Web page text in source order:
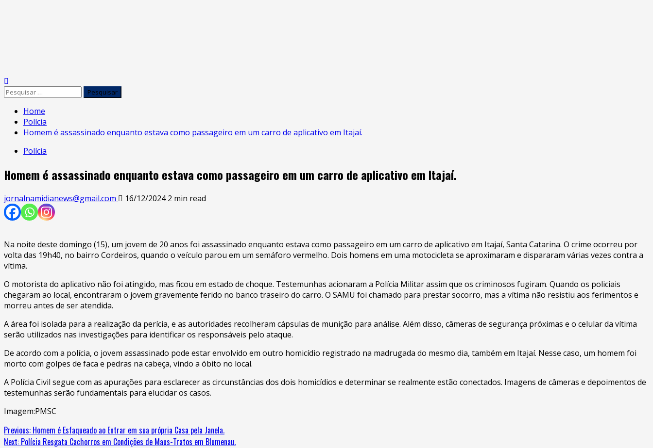
Home
Polícia
Homem é assassinado enquanto estava como passageiro em um carro de aplicativo em Itajaí.
Polícia
Homem é assassinado enquanto estava como passageiro em um carro de aplicativo em Itajaí.
jornalnamidianews@gmail.com 16/12/20242 min read
Na noite deste domingo (15), um jovem de 20 anos foi assassinado enquanto estava como passageiro em um carro de aplicativo em Itajaí, Santa Catarina. O crime ocorreu por
volta das 19h40, no bairro Cordeiros, quando o veículo parou em um semáforo vermelho. Dois homens em uma motocicleta se aproximaram e dispararam várias vezes contra a
vítima.
O motorista do aplicativo não foi atingido, mas ficou em estado de choque. Testemunhas acionaram a Polícia Militar assim que os criminosos fugiram. Quando os policiais
chegaram ao local, encontraram o jovem gravemente ferido no banco traseiro do carro. O SAMU foi chamado para prestar socorro, mas a vítima não resistiu aos ferimentos e
morreu antes de ser atendida.
A área foi isolada para a realização da perícia, e as autoridades recolheram cápsulas de munição para análise. Além disso, câmeras de segurança próximas e o celular da vítima
serão utilizados nas investigações para identificar os responsáveis pelo ataque.
De acordo com a polícia, o jovem assassinado pode estar envolvido em outro homicídio registrado na madrugada do mesmo dia, também em Itajaí. Nesse caso, um homem foi
morto com golpes de faca e pedras na cabeça, vindo a óbito no local.
A Polícia Civil segue com as apurações para esclarecer as circunstâncias dos dois homicídios e determinar se realmente estão conectados. Imagens de câmeras e depoimentos de
testemunhas serão fundamentais para elucidar os casos.
Imagem:PMSC
Previous: Homem é Esfaqueado ao Entrar em sua própria Casa pela Janela.
Next: Polícia Resgata Cachorros em Condições de Maus-Tratos em Blumenau.